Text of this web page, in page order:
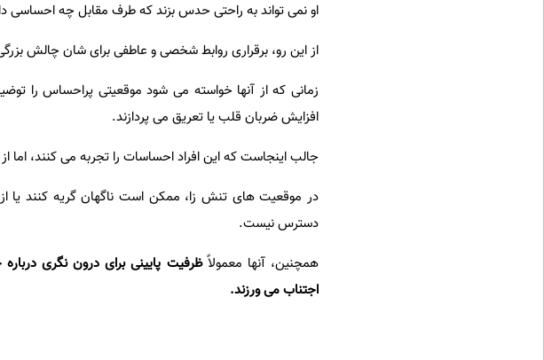
او نمی تواند به راحتی حدس بزند که طرف مقابل چه
از این رو، برقراری روابط شخصی و عاطفی برای شان چالش
زمانی که از آنها خواسته می شود موقعیتی پراحساس را
افزایش ضربان قلب یا تعریق می پردازند.
جالب اینجاست که این افراد احساسات را تجربه می کنند، اما از
در موقعیت های تنش زا، ممکن است ناگهان گریه کنند یا
دسترس نیست.
همچنین، آنها معمولاًظرفیت پایینی برای درون نگری
اجتناب می ورزند.